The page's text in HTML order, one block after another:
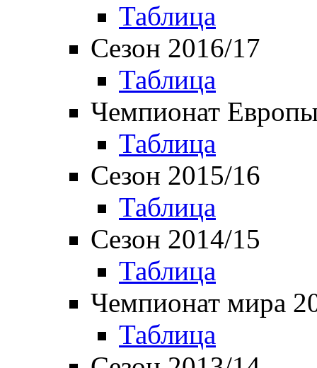
Таблица
Сезон 2016/17
Таблица
Чемпионат
Таблица
Сезон 2015/16
Таблица
Сезон 2014/15
Таблица
Чемпионат мира
Таблица